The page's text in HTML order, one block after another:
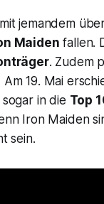
jemandem
Maiden fallen.
. Zudem
19. Mai
in die Top
Iron Maiden
sein.